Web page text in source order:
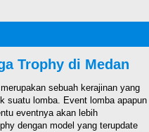
Trophy di Medan
sebuah kerajinan yang
suatu lomba. Event lomba apapun
eventnya akan lebih
dengan model yang terupdate